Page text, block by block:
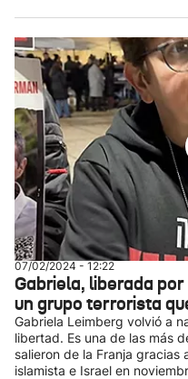
07/02/2024 - 12:22
Gabriela, liberada
un grupo terrorista
Gabriela Leimberg volvió a
libertad. Es una de las más
salieron de la Franja
islamista e Israel en